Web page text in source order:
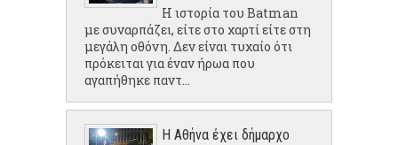
Η ιστορία του Batman
με συναρπάζει, είτε στο χαρτί είτε στη
μεγάλη οθόνη. Δεν είναι τυχαίο ότι
πρόκειται για έναν ήρωα που
αγαπήθηκε παντ...
Η Αθήνα έχει δήμαρχο